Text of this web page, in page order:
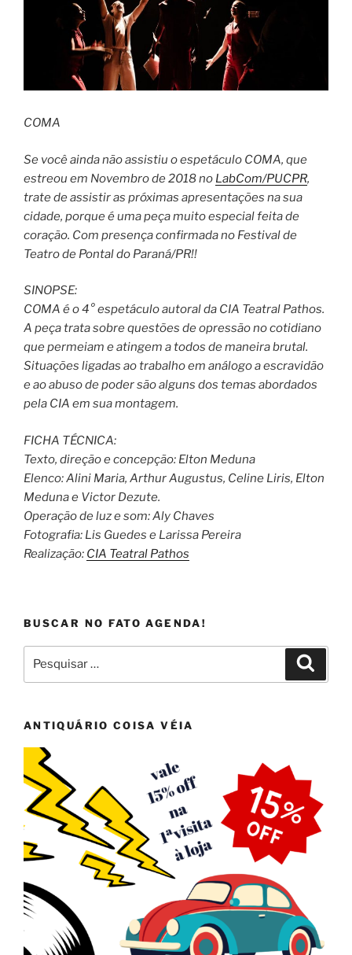
COMA
Se você ainda não assistiu o espetáculo COMA, que
estreou em Novembro de 2018 no LabCom/PUCPR,
trate de assistir as próximas apresentações na sua
cidade, porque é uma peça muito especial feita de
coração. Com presença confirmada no Festival de
Teatro de Pontal do Paraná/PR!!
SINOPSE:
COMA é o 4° espetáculo autoral da CIA Teatral Pathos.
A peça trata sobre questões de opressão no cotidiano
que permeiam e atingem a todos de maneira brutal.
Situações ligadas ao trabalho em análogo a escravidão
e ao abuso de poder são alguns dos temas abordados
pela CIA em sua montagem.
FICHA TÉCNICA:
Texto, direção e concepção: Elton Meduna
Elenco: Alini Maria, Arthur Augustus, Celine Liris, Elton
Meduna e Victor Dezute.
Operação de luz e som: Aly Chaves
Fotografia: Lis Guedes e Larissa Pereira
Realização: CIA Teatral Pathos
BUSCAR NO FATO AGENDA!
por:
ANTIQUÁRIO COISA VÉIA